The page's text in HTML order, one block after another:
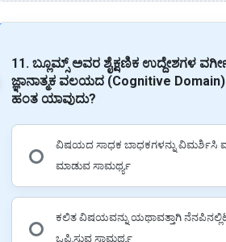
11. ಬ್ಲೂಮ್ಸ್ ಅವರ ಶೈಕ್ಷಣಿಕ ಉದ್ದೇಶಗಳ
ಜ್ಞಾನಾತ್ಮಕ ವಲಯದ (Cognitive Domain)
ಹಂತ ಯಾವುದು?
ವಿಷಯದ ಸಾಧಕ ಬಾಧಕಗಳನ್ನು
ಮಾಡುವ ಸಾಮರ್ಥ್ಯ
ಕಲಿತ ವಿಷಯವನ್ನು ಯಥಾವತ್ತಾಗಿ
ಒಪ್ಪಿಸುವ ಸಾಮರ್ಥ್ಯ